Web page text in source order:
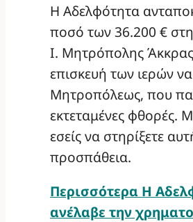
Η Αδελφότητα
ποσό των 36.200 €
Ι. Μητρόπολης
επισκευή των ιερών
Μητροπόλεως, που
εκτεταμένες φθορές.
εσείς να στηρίξετε
προσπάθεια.
Περισσότερα Η
ανέλαβε την